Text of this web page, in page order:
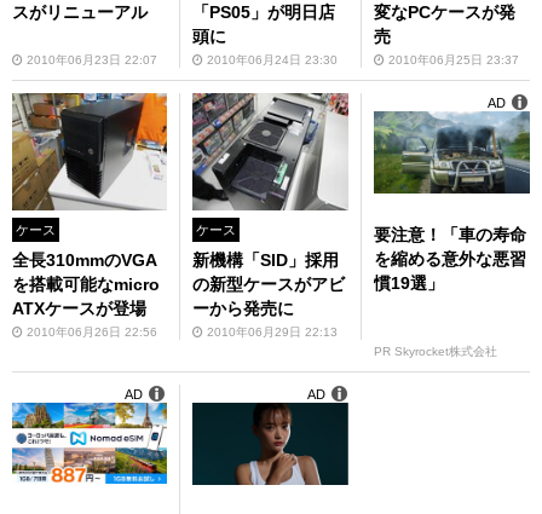
スがリニューアル
2010年06月23日 22:07
「PS05」が明日店
頭に
2010年06月24日 23:30
変なPCケースが発
売
2010年06月25日 23:37
ケース
全長310mmのVGA
を搭載可能なmicro
ATXケースが登場
2010年06月26日 22:56
ケース
新機構「SID」採用
の新型ケースがアビ
ーから発売に
2010年06月29日 22:13
要注意！「車の寿命
を縮める意外な悪習
慣19選」
PR Skyrocket株式会社
AD
AD AD